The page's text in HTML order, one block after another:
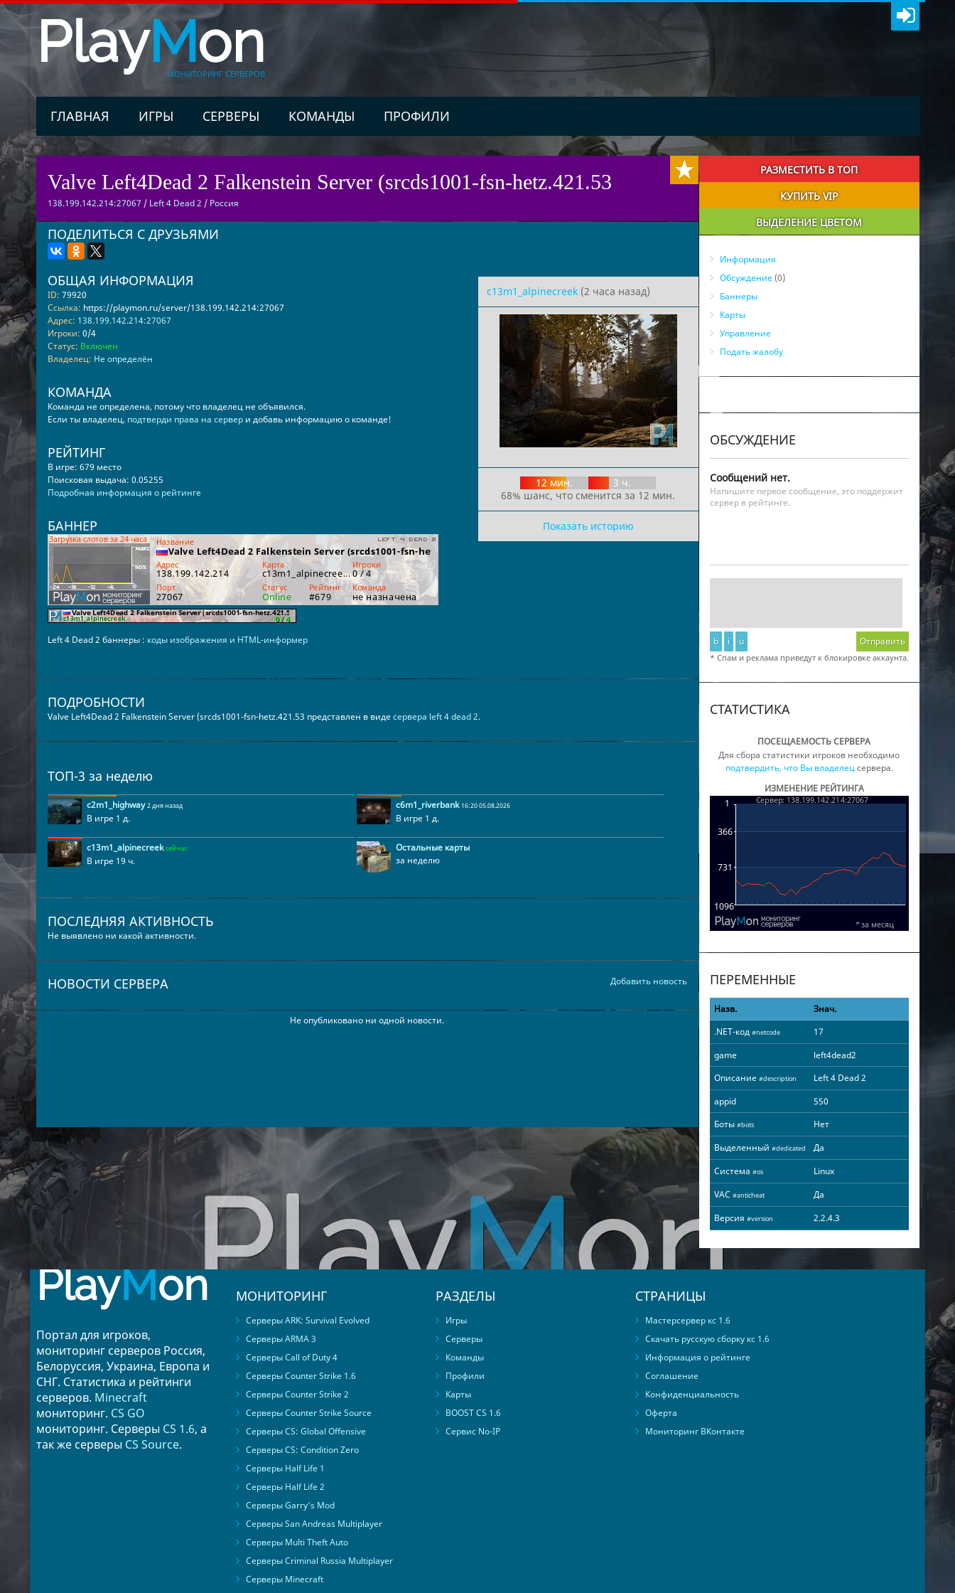
PlayMon
МОНИТОРИНГ СЕРВЕРОВ
ГЛАВНАЯ ИГРЫ СЕРВЕРЫ КОМАНДЫ ПРОФИЛИ
Valve Left4Dead 2 Falkenstein Server (srcds1001-fsn-hetz.421.53
138.199.142.214:27067 / Left 4 Dead 2 / Россия
ПОДЕЛИТЬСЯ С ДРУЗЬЯМИ
c13m1_alpinecreek(2 часа назад)
12 мин.
3 ч.
68% шанс, что сменится за 12 мин.
Показать историю
ОБЩАЯ ИНФОРМАЦИЯ
ID: 79920
Ссылка: https://playmon.ru/server/138.199.142.214:27067
Адрес: 138.199.142.214:27067
Игроки: 0/4
Статус: Включен
Владелец: Не определён
КОМАНДА
Команда не определена, потому что владелец не объявился.
Если ты владелец, подтверди права на сервери добавь информацию о команде!
РЕЙТИНГ
В игре: 679 место
Поисковая выдача: 0.05255
Подробная информация о рейтинге
БАННЕР
Left 4 Dead 2 баннеры : коды изображения и HTML-информер
ПОДРОБНОСТИ
Valve Left4Dead 2 Falkenstein Server (srcds1001-fsn-hetz.421.53 представлен в видесервера left 4 dead 2.
ТОП-3 за неделю
c2m1_highway 2 дня назад
В игре 1 д.
c6m1_riverbank 16:20 05.08.2026
В игре 1 д.
c13m1_alpinecreek сейчас
В игре 19 ч.
Остальные карты
за неделю
ПОСЛЕДНЯЯ АКТИВНОСТЬ
Не выявлено ни какой активности.
Добавить новость
НОВОСТИ СЕРВЕРА
Не опубликовано ни одной новости.
РАЗМЕСТИТЬ В ТОП
КУПИТЬ VIP
ВЫДЕЛЕНИЕ ЦВЕТОМ
Информация
Обсуждение(0)
Баннеры
Карты
Управление
Подать жалобу
ОБСУЖДЕНИЕ
Сообщений нет.
Напишите первое сообщение, это поддержит
сервер в рейтинге.
b i u Отправить
* Спам и реклама приведут к блокировке аккаунта.
СТАТИСТИКА
ПОСЕЩАЕМОСТЬ СЕРВЕРА
Для сбора статистики игроков необходимо
подтвердить, что Вы владелецсервера.
ИЗМЕНЕНИЕ РЕЙТИНГА
ПЕРЕМЕННЫЕ
Назв.
Знач.
.NET-код #netcode
17
game
left4dead2
Описание #description
Left 4 Dead 2
appid
550
Боты #bots
Нет
Выделенный #dedicated
Да
Система #os
Linux
VAC #anticheat
Да
Версия #version 2.2.4.3
PlayMon
Портал для игроков,
мониторинг серверов Россия,
Белоруссия, Украина, Европа и
СНГ. Статистика и рейтинги
серверов. Minecraft
мониторинг. CS GO
мониторинг. Серверы CS 1.6, а
так же серверы CS Source.
МОНИТОРИНГ
Серверы ARK: Survival Evolved
Серверы ARMA 3
Серверы Call of Duty 4
Серверы Counter Strike 1.6
Серверы Counter Strike 2
Серверы Counter Strike Source
Серверы CS: Global Offensive
Серверы CS: Condition Zero
Серверы Half Life 1
Серверы Half Life 2
Серверы Garry's Mod
Серверы San Andreas Multiplayer
Серверы Multi Theft Auto
Серверы Criminal Russia Multiplayer
Серверы Minecraft
РАЗДЕЛЫ
Игры
Серверы
Команды
Профили
Карты
BOOST CS 1.6
Сервис No-IP
СТРАНИЦЫ
Мастерсервер кс 1.6
Скачать русскую сборку кс 1.6
Информация о рейтинге
Соглашение
Конфиденциальность
Оферта
Мониторинг ВКонтакте